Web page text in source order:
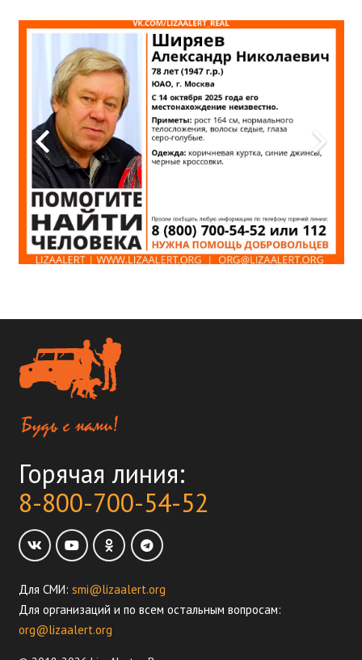
Горячая линия:
8-800-700-54-52
Для СМИ: smi@lizaalert.org
Для организаций и по всем остальным вопросам:
org@lizaalert.org